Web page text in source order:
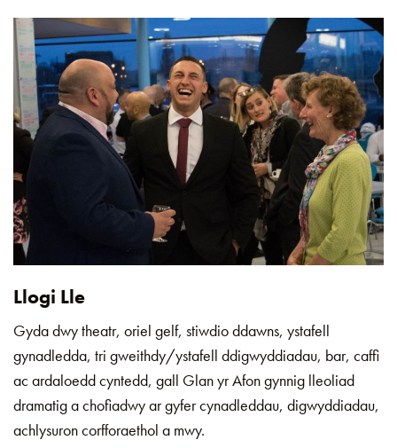
Llogi Lle
Gyda dwy theatr, oriel gelf, stiwdio ddawns, ystafell
gynadledda, tri gweithdy/ystafell ddigwyddiadau, bar, caffi
ac ardaloedd cyntedd, gall Glan yr Afon gynnig lleoliad
dramatig a chofiadwy ar gyfer cynadleddau, digwyddiadau,
achlysuron corfforaethol a mwy.